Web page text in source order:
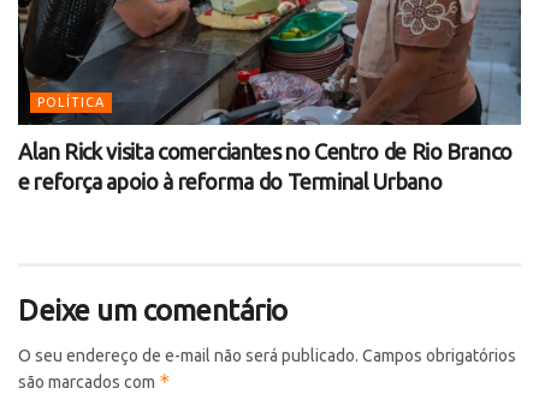
POLÍTICA
Alan Rick visita comerciantes no Centro de Rio Branco
e reforça apoio à reforma do Terminal Urbano
Deixe um comentário
O seu endereço de e-mail não será publicado. Campos obrigatórios
são marcados com *